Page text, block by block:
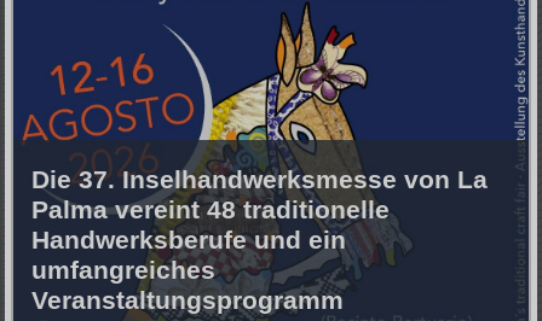
Die 37. Inselhandwerksmesse von La
Palma vereint 48 traditionelle
Handwerksberufe und ein
umfangreiches
Veranstaltungsprogramm